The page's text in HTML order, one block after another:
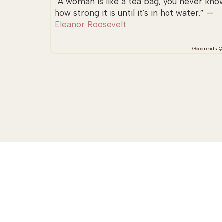
how strong it is until it's in hot water.” —
Eleanor Roosevelt
Goodreads